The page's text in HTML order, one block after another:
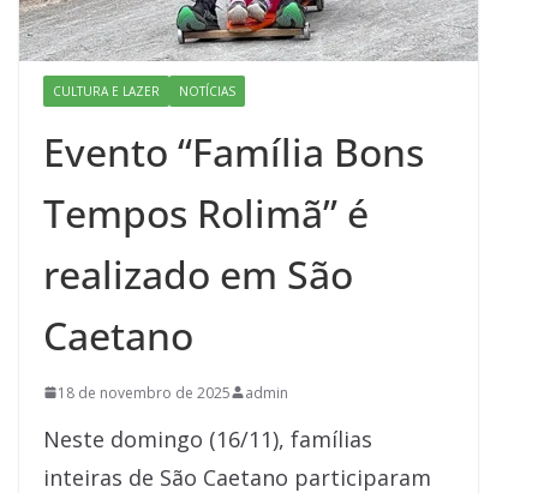
CULTURA E LAZER NOTÍCIAS
Evento “Família Bons
Tempos Rolimã” é
realizado em São
Caetano
18 de novembro de 2025 admin
Neste domingo (16/11), famílias
inteiras de São Caetano participaram